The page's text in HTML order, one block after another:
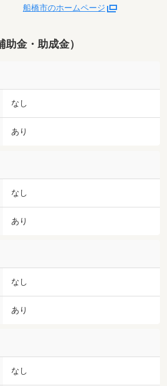
船橋市のホームページ
金・助成金）
なし
あり
なし
あり
なし
あり
なし